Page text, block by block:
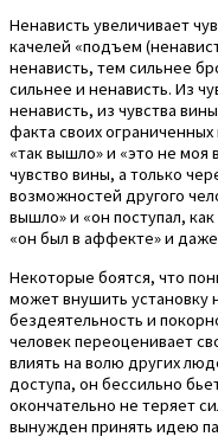
Ненависть увеличивает
качелей «подъем
ненависть, тем сильнее
сильнее и ненависть. Из
ненависть, из чувства
факта своих
«так вышло» и «это не моя
чувство вины, а только
возможностей другого
вышло» и «он поступал,
«он был в аффекте» и
Некоторые боятся, что
может внушить установку
бездеятельность и
человек переоценивает
влиять на волю других
доступа, он бессильно
окончательно не теряет
вынужден принять идею